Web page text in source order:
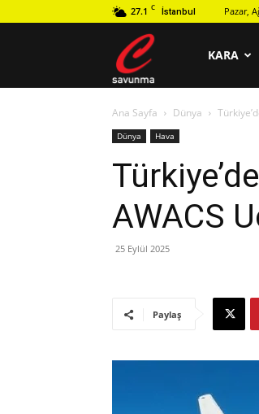
27.1 C İstanbul Pazar,
savunma
KARA
Ana Sayfa Dünya
Dünya Hava
AWACS
25 Eylül 2025
Paylaş